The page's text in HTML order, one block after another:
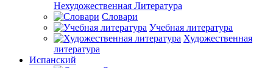
Нехудожественная Литература
Словари
Учебная литература
Художественная
литература
Испанский